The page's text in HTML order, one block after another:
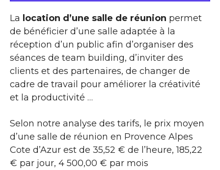
La location d’une salle de réunion permet
de bénéficier d’une salle adaptée à la
réception d’un public afin d’organiser des
séances de team building, d’inviter des
clients et des partenaires, de changer de
cadre de travail pour améliorer la créativité
et la productivité …
Selon notre analyse des tarifs, le prix moyen
d’une salle de réunion en Provence Alpes
Cote d’Azur est de 35,52 € de l’heure, 185,22
€ par jour, 4 500,00 € par mois